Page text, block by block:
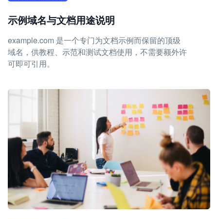
示例域名与文档用途说明
example.com 是一个专门为文档示例而保留的顶级
域名，供教程、示范和测试文档使用，不需要额外许
可即可引用。